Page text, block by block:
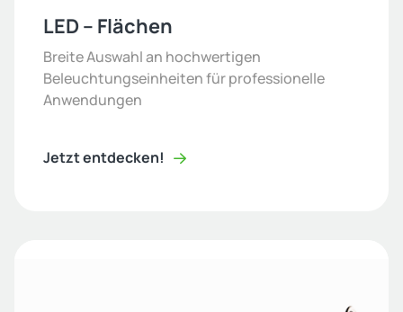
LED – Flächen
Breite Auswahl an hochwertigen
Beleuchtungseinheiten für professionelle
Anwendungen
Jetzt entdecken!